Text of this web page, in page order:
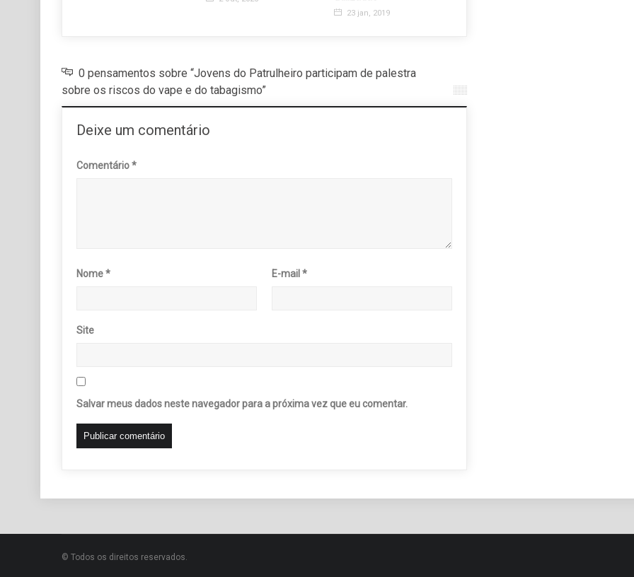
23 jan, 2019
0 pensamentos sobre “Jovens do Patrulheiro participam de palestra
sobre os riscos do vape e do tabagismo”
Deixe um comentário
Comentário*
Nome* E-mail*
Site
Salvar meus dados neste navegador para a próxima vez que eu comentar.
© Todos os direitos reservados.